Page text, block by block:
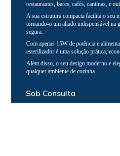
restaurantes, bares, cafés, cantinas, e
A sua estrutura compacta facilita o seu
tornando-o um aliado indispensável na
segura.
Com apenas 15W de potência e
esterilizador é uma solução prática,
Além disso, o seu design moderno e
qualquer ambiente de cozinha.
Sob Consulta